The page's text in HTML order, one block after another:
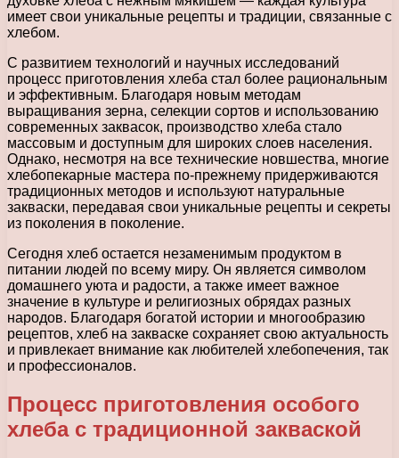
имеет свои уникальные рецепты и традиции, связанные с
хлебом.
С развитием технологий и научных исследований
процесс приготовления хлеба стал более рациональным
и эффективным. Благодаря новым методам
выращивания зерна, селекции сортов и использованию
современных заквасок, производство хлеба стало
массовым и доступным для широких слоев населения.
Однако, несмотря на все технические новшества, многие
хлебопекарные мастера по-прежнему придерживаются
традиционных методов и используют натуральные
закваски, передавая свои уникальные рецепты и секреты
из поколения в поколение.
Сегодня хлеб остается незаменимым продуктом в
питании людей по всему миру. Он является символом
домашнего уюта и радости, а также имеет важное
значение в культуре и религиозных обрядах разных
народов. Благодаря богатой истории и многообразию
рецептов, хлеб на закваске сохраняет свою актуальность
и привлекает внимание как любителей хлебопечения, так
и профессионалов.
Процесс приготовления особого
хлеба с традиционной закваской